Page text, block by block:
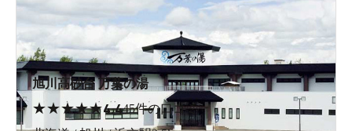
旭川高砂台 万葉の湯
★★★★★4.445件の口コミ